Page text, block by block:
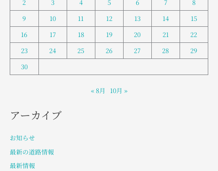
2
3 4 5 6 7
8
9
10 11 12 13 14
15
16
17 18 19 20 21
22
23
24 25 26 27 28
29
30
« 8月 10月 »
アーカイブ
お知らせ
最新の道路情報
最新情報